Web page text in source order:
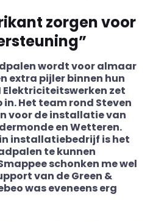
zorgen voor
wordt voor almaar
extra pijler binnen hun
Elektriciteitswerken zet
in. Het team rond Steven
voor de installatie van
en Wetteren.
installatiebedrijf is het
te kunnen
schonken me wel
van de Green &
was eveneens erg